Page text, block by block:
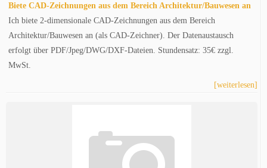
Biete CAD-Zeichnungen aus dem Bereich Architektur/Bauwesen an
Ich biete 2-dimensionale CAD-Zeichnungen aus dem Bereich
Architektur/Bauwesen an (als CAD-Zeichner). Der Datenaustausch
erfolgt über PDF/Jpeg/DWG/DXF-Dateien. Stundensatz: 35€ zzgl.
MwSt.
[weiterlesen]